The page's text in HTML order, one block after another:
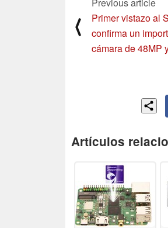
⟨
Primer vistazo al
confirma un
cámara de 48MP
Artículos